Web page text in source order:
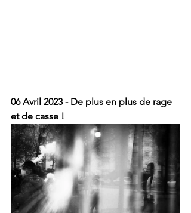
06 Avril 2023 - De plus en plus de rage
et de casse !